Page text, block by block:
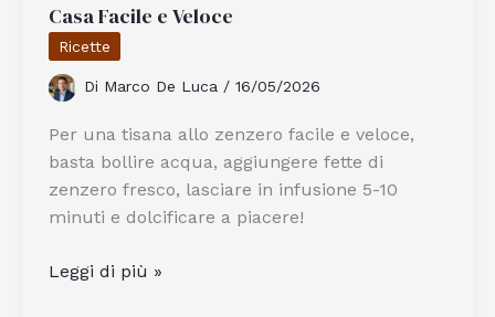
in
Trentino
Alto
Adige
Casa Facile e Veloce
Ricette
Di Marco De Luca / 16/05/2026
Per una tisana allo zenzero facile e veloce,
basta bollire acqua, aggiungere fette di
zenzero fresco, lasciare in infusione 5-10
minuti e dolcificare a piacere!
Come
Leggi di più »